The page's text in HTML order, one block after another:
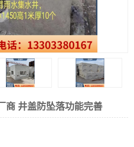
商 井盖防坠落功能完善